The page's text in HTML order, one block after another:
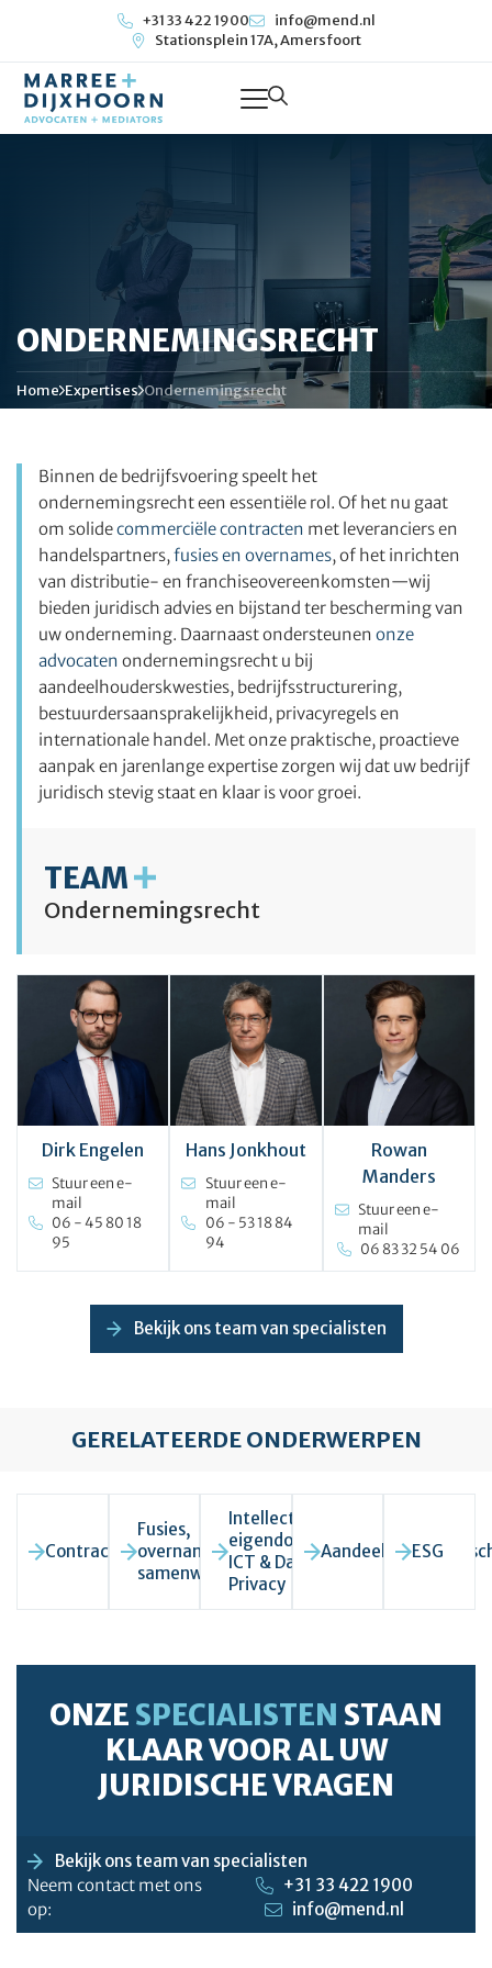
+31 33 422 1900
info@mend.nl
Stationsplein 17A, Amersfoort
ONDERNEMINGSRECHT
Home Expertises Ondernemingsrecht
Binnen de bedrijfsvoering speelt het
ondernemingsrecht een essentiële rol. Of het nu gaat
om solidecommerciële contracten met leveranciers en
handelspartners,fusies en overnames, of het inrichten
van distributie- en franchiseovereenkomsten—wij
bieden juridisch advies en bijstand ter bescherming van
uw onderneming. Daarnaast ondersteunen onze
advocaten ondernemingsrecht u bij
aandeelhouderskwesties, bedrijfsstructurering,
bestuurdersaansprakelijkheid, privacyregels en
internationale handel. Met onze praktische, proactieve
aanpak en jarenlange expertise zorgen wij dat uw bedrijf
juridisch stevig staat en klaar is voor groei.
TEAM
Ondernemingsrecht
Dirk Engelen
Stuur een e-
mail
06 - 45 80 18
95
Hans Jonkhout
Stuur een e-
mail
06 - 53 18 84
94
Rowan
Manders
Stuur een e-
mail
06 83 32 54 06
Bekijk ons team van specialisten
GERELATEERDE ONDERWERPEN
Contractenrecht
Fusies,
overnames en
samenwerkingen
Intellectueel
eigendom,
ICT & Data
Privacy
ESG
ONZE SPECIALISTEN STAAN
KLAAR VOOR AL UW
JURIDISCHE VRAGEN
Bekijk ons team van specialisten
Neem contact met ons
op:
+31 33 422 1900
info@mend.nl